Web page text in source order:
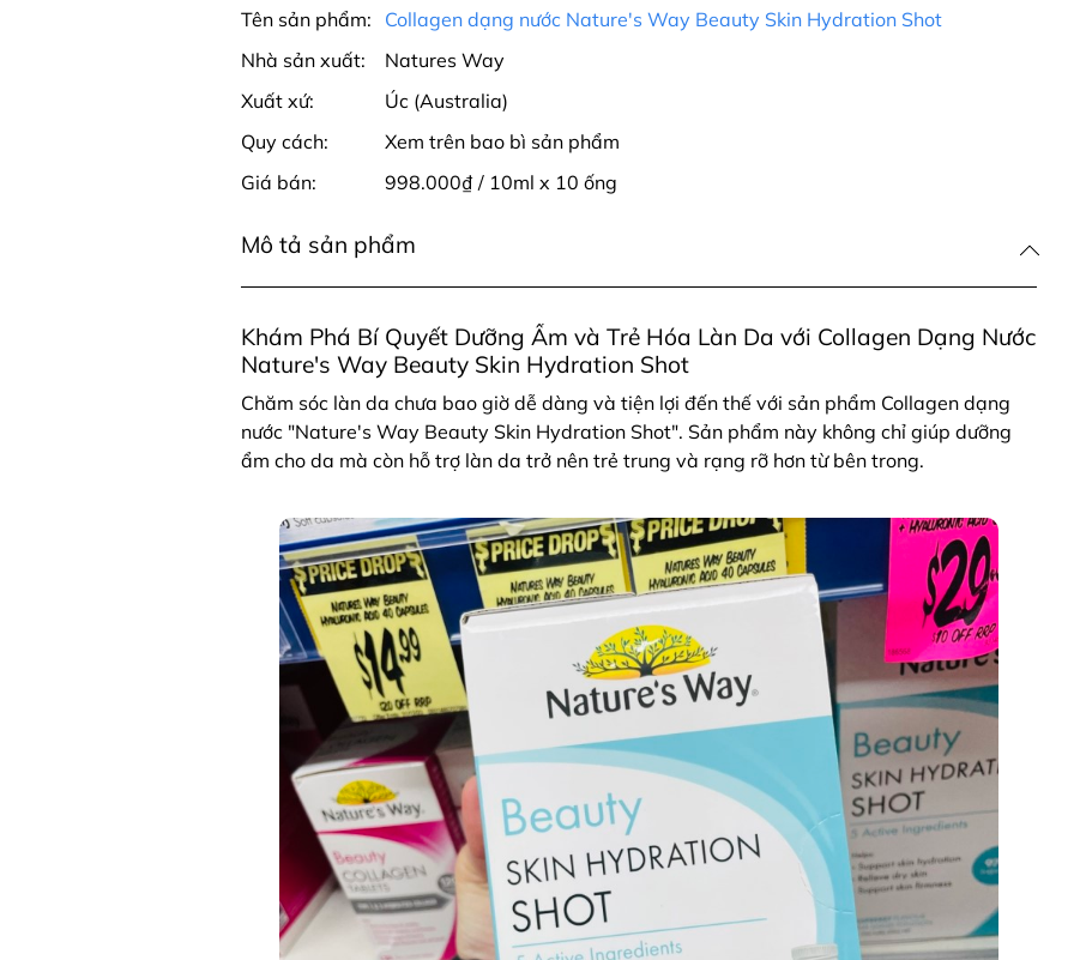
Tên sản phẩm:
Collagen dạng nước Nature's Way Beauty Skin Hydration Shot
Nhà sản xuất:
Natures Way
Xuất xứ:
Úc (Australia)
Quy cách:
Xem trên bao bì sản phẩm
Giá bán:
998.000₫ / 10ml x 10 ống
Mô tả sản phẩm
Khám Phá Bí Quyết Dưỡng Ẩm và Trẻ Hóa Làn Da với Collagen Dạng Nước
Nature's Way Beauty Skin Hydration Shot
Chăm sóc làn da chưa bao giờ dễ dàng và tiện lợi đến thế với sản phẩm Collagen dạng
nước "Nature's Way Beauty Skin Hydration Shot". Sản phẩm này không chỉ giúp dưỡng
ẩm cho da mà còn hỗ trợ làn da trở nên trẻ trung và rạng rỡ hơn từ bên trong.